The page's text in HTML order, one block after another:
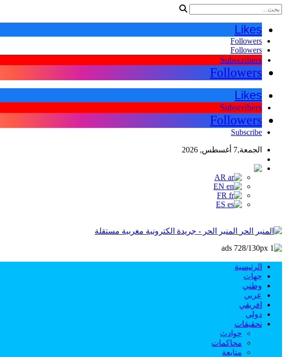
Likes
Followers
Followers
Subscribers
Followers
Likes
Subscribers
Followers
Subscribe
الجمعة,7 أغسطس, 2026
AR
EN
FR
ES
المنبر الحر - جريدة الكترونية مغربية مستقلة
الرئيسية
جهات
وطني
عربي
افريقي
دولي
تحقيقات
حوادث
محاكمات
متابعة